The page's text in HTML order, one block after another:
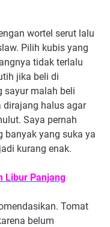
wortel serut lalu
Pilih kubis yang
tidak terlalu
jika beli di
sayur malah beli
halus agar
Saya pernah
banyak yang suka ya
kurang enak.
Libur Panjang
Tomat
belum